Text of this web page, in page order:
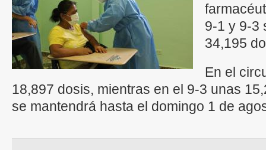
9-1 y 9-3
34,195
En el
18,897 dosis, mientras en el 9-3 unas
se mantendrá hasta el domingo 1 de